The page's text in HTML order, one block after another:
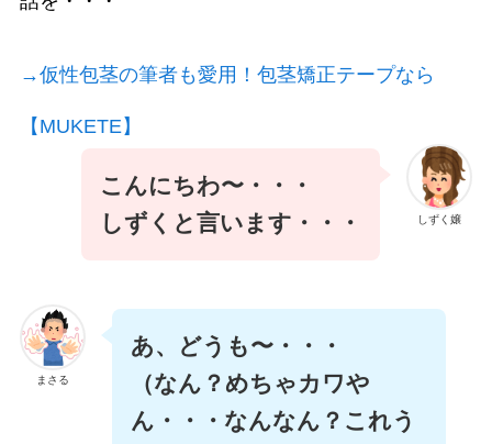
→仮性包茎の筆者も愛用！包茎矯正テープなら
【MUKETE】
しずく嬢
こんにちわ〜・・・
しずくと言います・・・
まさる
あ、どうも〜・・・
（なん？めちゃカワや
ん・・・なんなん？これう